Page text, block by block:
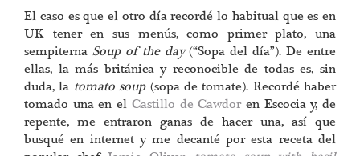
El caso es que el otro día recordé lo habitual que es en
UK tener en sus menús, como primer plato, una
sempiterna Soup of the day(“Sopa del día”). De entre
ellas, la más británica y reconocible de todas es, sin
duda, la tomato soup(sopa de tomate). Recordé haber
tomado una en el Castillo de Cawdor en Escocia y, de
repente, me entraron ganas de hacer una, así que
busqué en internet y me decanté por esta receta del